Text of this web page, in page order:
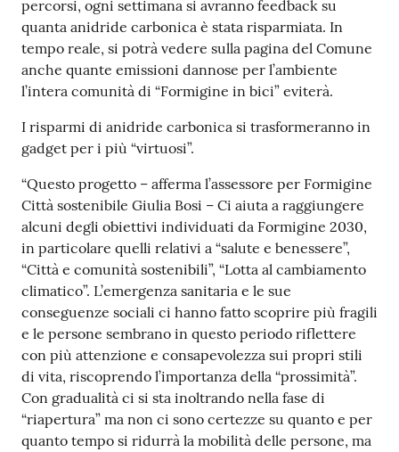
percorsi, ogni settimana si avranno feedback su
quanta anidride carbonica è stata risparmiata. In
tempo reale, si potrà vedere sulla pagina del Comune
anche quante emissioni dannose per l’ambiente
l’intera comunità di “Formigine in bici” eviterà.
I risparmi di anidride carbonica si trasformeranno in
gadget per i più “virtuosi”.
“Questo progetto – afferma l’assessore per Formigine
Città sostenibile Giulia Bosi – Ci aiuta a raggiungere
alcuni degli obiettivi individuati da Formigine 2030,
in particolare quelli relativi a “salute e benessere”,
“Città e comunità sostenibili”, “Lotta al cambiamento
climatico”. L’emergenza sanitaria e le sue
conseguenze sociali ci hanno fatto scoprire più fragili
e le persone sembrano in questo periodo riflettere
con più attenzione e consapevolezza sui propri stili
di vita, riscoprendo l’importanza della “prossimità”.
Con gradualità ci si sta inoltrando nella fase di
“riapertura” ma non ci sono certezze su quanto e per
quanto tempo si ridurrà la mobilità delle persone, ma